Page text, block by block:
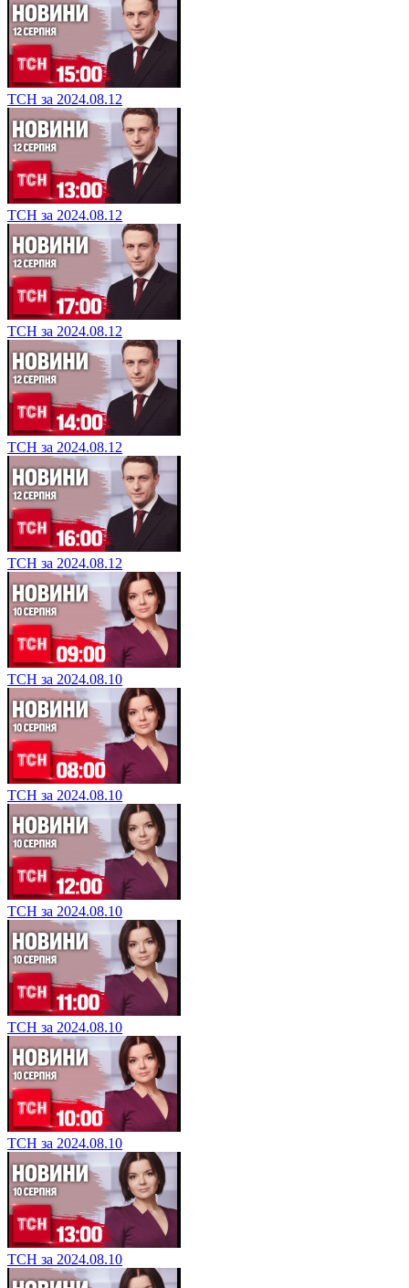
ТСН за 2024.08.12
ТСН за 2024.08.12
ТСН за 2024.08.12
ТСН за 2024.08.12
ТСН за 2024.08.12
ТСН за 2024.08.10
ТСН за 2024.08.10
ТСН за 2024.08.10
ТСН за 2024.08.10
ТСН за 2024.08.10
ТСН за 2024.08.10